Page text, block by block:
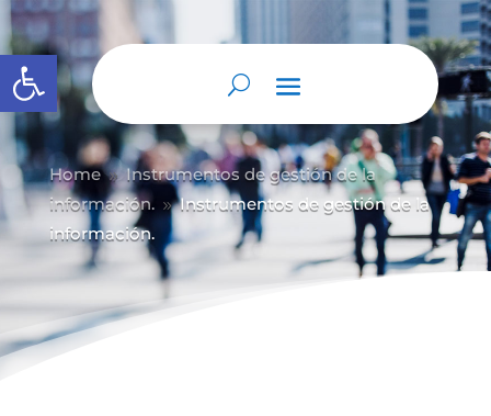
Abrir barra de herramientas
Home 9 Instrumentos de gestión de la
información. 9 Instrumentos de gestión de la
información.